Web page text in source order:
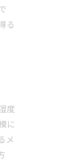
る
度
に
メ